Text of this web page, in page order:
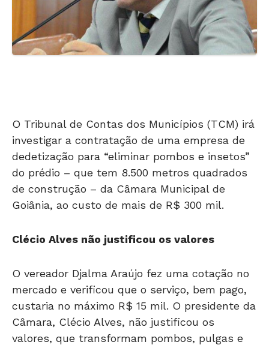
investigar a contratação de uma empresa de
dedetização para “eliminar pombos e insetos”
do prédio – que tem 8.500 metros quadrados
de construção – da Câmara Municipal de
Goiânia, ao custo de mais de R$ 300 mil.
mercado e verificou que o serviço, bem pago,
custaria no máximo R$ 15 mil. O presidente da
Câmara, Clécio Alves, não justificou os
valores, que transformam pombos, pulgas e
baratas do Legislativo goianiense nos mais